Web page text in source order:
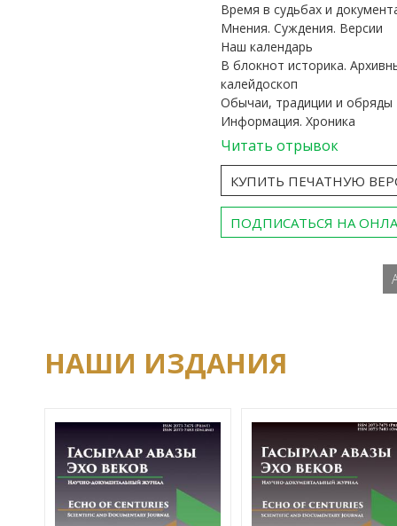
Время в судьбах и
Мнения. Суждения. Версии
Наш календарь
В блокнот историка.
калейдоскоп
Обычаи, традиции и обряды
Информация. Хроника
Читать отрывок
КУПИТЬ ПЕЧАТНУЮ
ПОДПИСАТЬСЯ НА
НАШИ ИЗДАНИЯ